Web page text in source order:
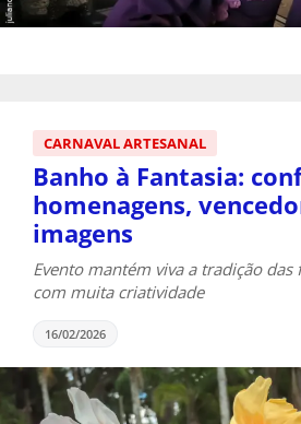
CARNAVAL ARTESANAL
Banho à Fantasia:
homenagens,
imagens
Evento mantém viva a tradição das
com muita criatividade
16/02/2026